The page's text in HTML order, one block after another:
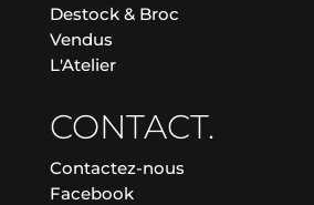
Destock & Broc
Vendus
L'Atelier
CONTACT.
Contactez-nous
Facebook